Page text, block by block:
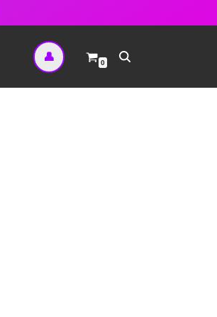
👤 0